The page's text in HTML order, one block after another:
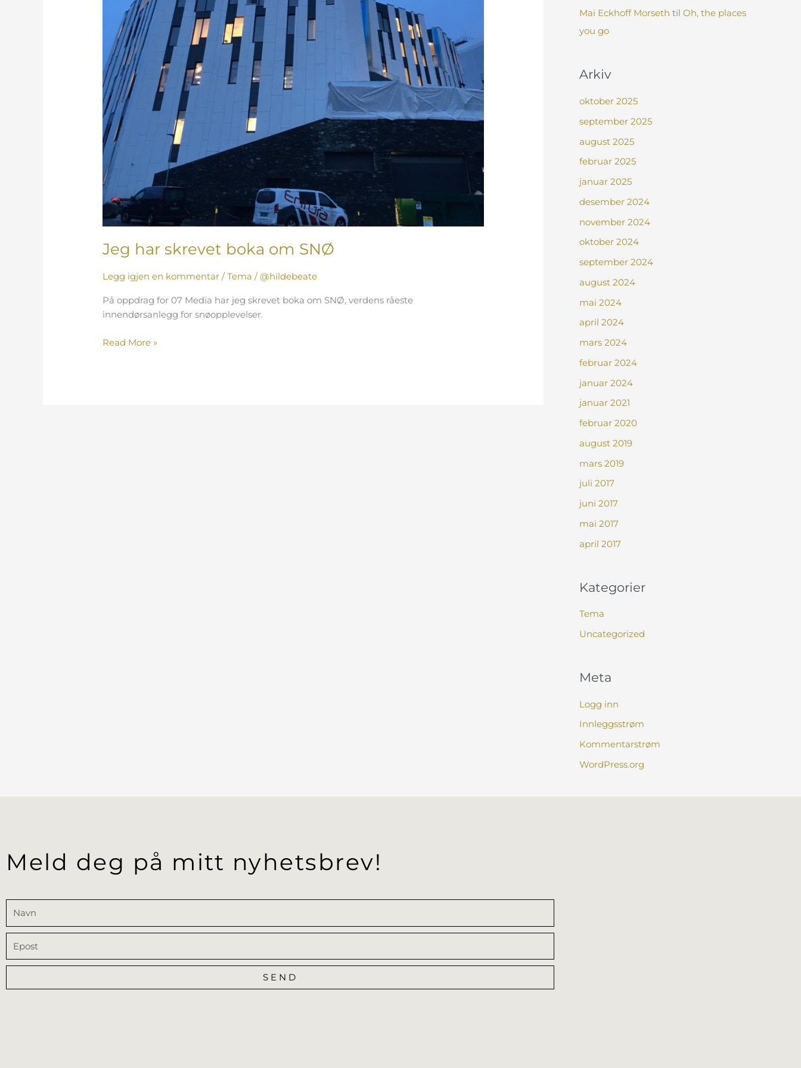
Jeg har skrevet boka om SNØ
Legg igjen en kommentar /Tema /@hildebeate
På oppdrag for 07 Media har jeg skrevet boka om SNØ, verdens råeste
innendørsanlegg for snøopplevelser.
Read More »
Mai Eckhoff Morseth til Oh, the places
you go
Arkiv
oktober 2025
september 2025
august 2025
februar 2025
januar 2025
desember 2024
november 2024
oktober 2024
september 2024
august 2024
mai 2024
april 2024
mars 2024
februar 2024
januar 2024
januar 2021
februar 2020
august 2019
mars 2019
juli 2017
juni 2017
mai 2017
april 2017
Kategorier
Tema
Uncategorized
Meta
Logg inn
Innleggsstrøm
Kommentarstrøm
WordPress.org
Meld deg på mitt nyhetsbrev!
SEND